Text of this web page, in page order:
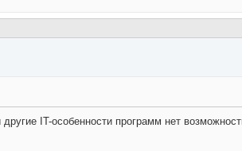
IT-особенности программ нет